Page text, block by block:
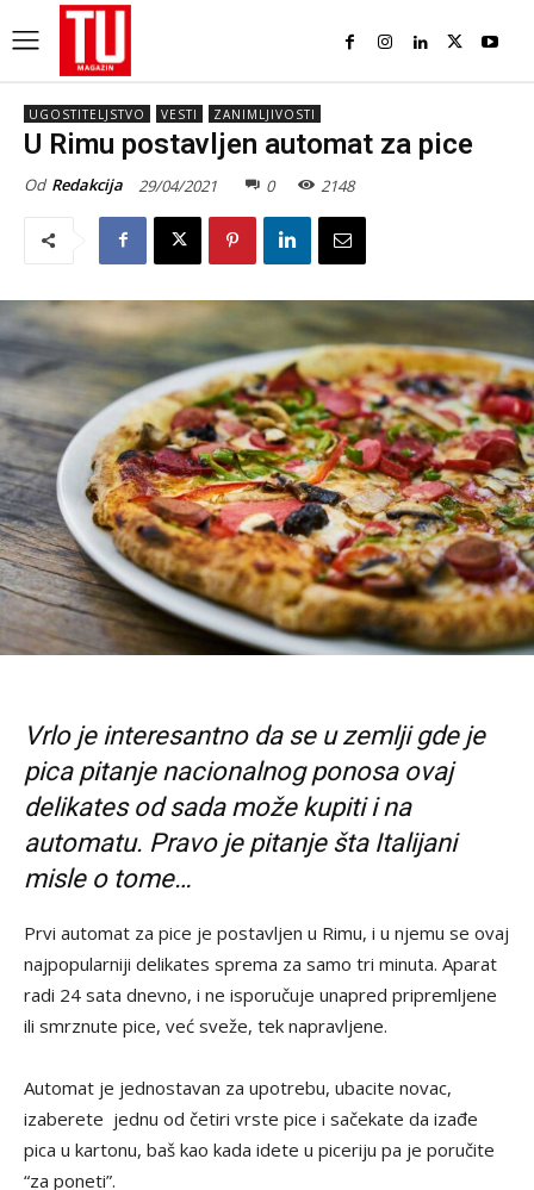
UGOSTITELJSTVO VESTI ZANIMLJIVOSTI
U Rimu postavljen automat za pice
Od Redakcija 29/04/2021 0 2148
Vrlo je interesantno da se u zemlji gde je
pica pitanje nacionalnog ponosa ovaj
delikates od sada može kupiti i na
automatu. Pravo je pitanje šta Italijani
misle o tome…
Prvi automat za pice je postavljen u Rimu, i u njemu se ovaj
najpopularniji delikates sprema za samo tri minuta. Aparat
radi 24 sata dnevno, i ne isporučuje unapred pripremljene
ili smrznute pice, već sveže, tek napravljene.
Automat je jednostavan za upotrebu, ubacite novac,
izaberete jednu od četiri vrste pice i sačekate da izađe
pica u kartonu, baš kao kada idete u piceriju pa je poručite
“za poneti”.